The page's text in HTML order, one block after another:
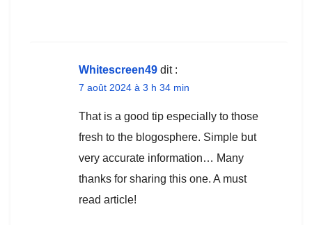
Whitescreen49 dit :
7 août 2024 à 3 h 34 min
That is a good tip especially to those
fresh to the blogosphere. Simple but
very accurate information… Many
thanks for sharing this one. A must
read article!